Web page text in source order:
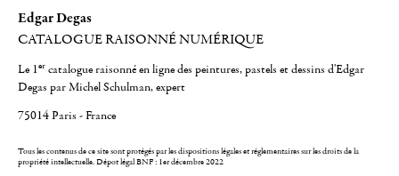
Edgar Degas
CATALOGUE RAISONNÉ NUMÉRIQUE
Le 1er catalogue raisonné en ligne des peintures, pastels et dessins d'Edgar
Degas par Michel Schulman, expert
75014 Paris - France
Tous les contenus de ce site sont protégés par les dispositions légales et réglementaires sur les droits de la
propriété intellectuelle.Dépot légal BNF : 1er décembre 2022